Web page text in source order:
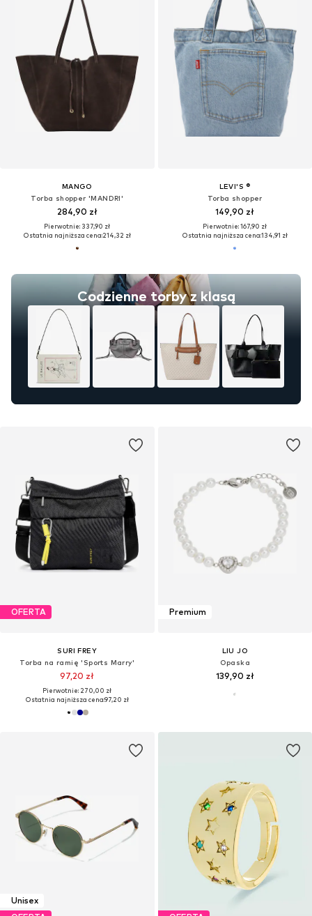
MANGO
Torba shopper 'MANDRI'
284,90 zł
Pierwotnie: 337,90 zł
Ostatnia najniższa cena:214,32 zł
Codzienne torby z klasą
LEVI'S ®
Torba shopper
149,90 zł
Pierwotnie: 167,90 zł
Ostatnia najniższa cena:134,91 zł
OFERTA
SURI FREY
Torba na ramię 'Sports Marry'
97,20 zł
Pierwotnie: 270,00 zł
Ostatnia najniższa cena:97,20 zł
Premium
LIU JO
Opaska
139,90 zł
Unisex